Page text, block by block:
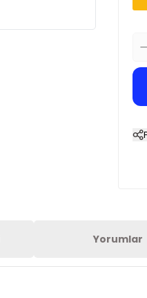
Yorumlar